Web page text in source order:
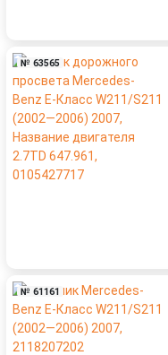
№ 63565
№ 61161